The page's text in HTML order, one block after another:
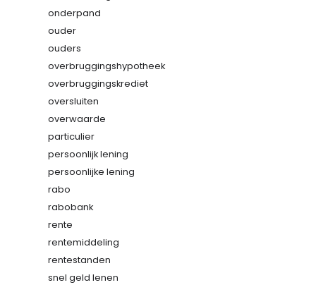
onderpand
ouder
ouders
overbruggingshypotheek
overbruggingskrediet
oversluiten
overwaarde
particulier
persoonlijk lening
persoonlijke lening
rabo
rabobank
rente
rentemiddeling
rentestanden
snel geld lenen